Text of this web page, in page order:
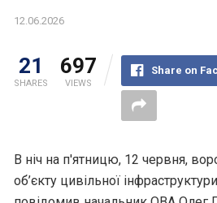
12.06.2026
21
SHARES
697
VIEWS
Share on
В ніч на п'ятницю, 12 червня,
об’єкту цивільної